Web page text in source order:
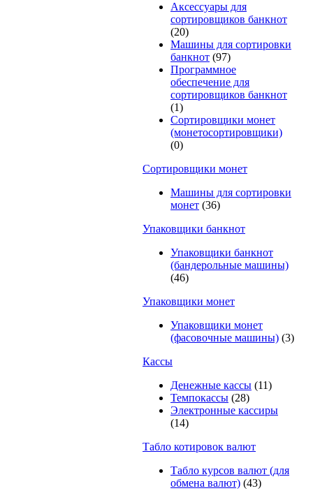
Аксессуары для
сортировщиков банкнот
(20)
Машины для сортировки
банкнот (97)
Программное
обеспечение для
сортировщиков банкнот
(1)
Сортировщики монет
(монетосортировщики)
(0)
Сортировщики монет
Машины для сортировки
монет (36)
Упаковщики банкнот
Упаковщики банкнот
(бандерольные машины)
(46)
Упаковщики монет
Упаковщики монет
(фасовочные машины) (3)
Кассы
Денежные кассы (11)
Темпокассы (28)
Электронные кассиры
(14)
Табло котировок валют
Табло курсов валют (для
обмена валют) (43)